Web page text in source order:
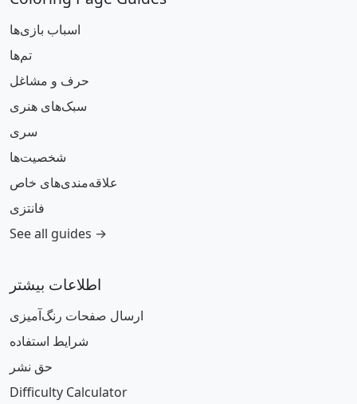
اسباب بازی‌ها
تم‌ها
حرف و مشاغل
سبک‌های هنری
سری
شخصیت‌ها
علاقه‌مندی‌های خاص
فانتزی
See all guides →
اطلاعات بیشتر
ارسال صفحات رنگ‌آمیزی
شرایط استفاده
حق نشر
Difficulty Calculator